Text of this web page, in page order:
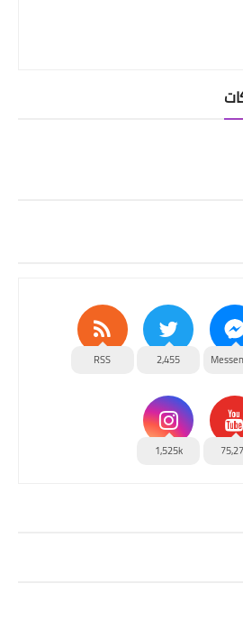
2,455
RSS
1,525k